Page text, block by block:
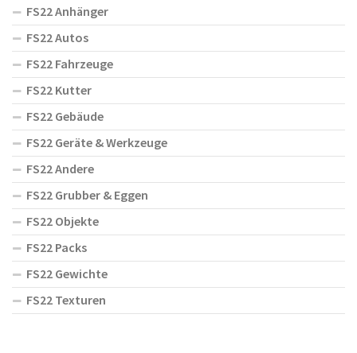
FS22 Anhänger
FS22 Autos
FS22 Fahrzeuge
FS22 Kutter
FS22 Gebäude
FS22 Geräte & Werkzeuge
FS22 Andere
FS22 Grubber & Eggen
FS22 Objekte
FS22 Packs
FS22 Gewichte
FS22 Texturen